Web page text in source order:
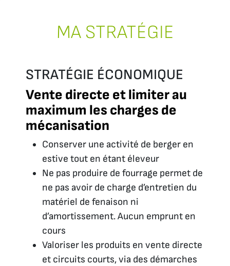
MA STRATÉGIE
STRATÉGIE ÉCONOMIQUE
Vente directe et limiter au
maximum les charges de
mécanisation
Conserver une activité de berger en
estive tout en étant éleveur
Ne pas produire de fourrage permet de
ne pas avoir de charge d’entretien du
matériel de fenaison ni
d’amortissement. Aucun emprunt en
cours
Valoriser les produits en vente directe
et circuits courts, via des démarches